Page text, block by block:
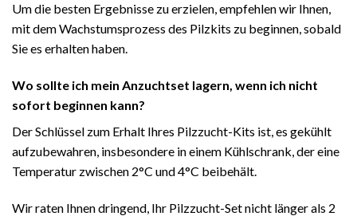
Um die besten Ergebnisse zu erzielen, empfehlen wir Ihnen,
mit dem Wachstumsprozess des Pilzkits zu beginnen, sobald
Sie es erhalten haben.
Wo sollte ich mein Anzuchtset lagern, wenn ich nicht
sofort beginnen kann?
Der Schlüssel zum Erhalt Ihres Pilzzucht-Kits ist, es gekühlt
aufzubewahren, insbesondere in einem Kühlschrank, der eine
Temperatur zwischen 2°C und 4°C beibehält.
Wir raten Ihnen dringend, Ihr Pilzzucht-Set nicht länger als 2